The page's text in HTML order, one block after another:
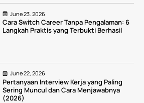
June 23, 2026
Cara Switch Career Tanpa Pengalaman: 6
Langkah Praktis yang Terbukti Berhasil
June 22, 2026
Pertanyaan Interview Kerja yang Paling
Sering Muncul dan Cara Menjawabnya
(2026)